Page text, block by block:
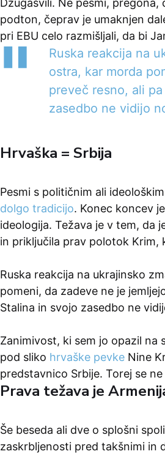
Džugašvili. Ne pesmi,
podton, čeprav je umaknjen
pri EBU celo razmišljali, da bi
Ruska reakcija na
ostra, kar morda
preveč resno, ali
zasedbo ne vidijo
Hrvaška = Srbija
Pesmi s političnim ali
dolgo tradicijo. Konec koncev
ideologija. Težava je v tem, da
in priključila prav polotok Krim,
Ruska reakcija na ukrajinsko
pomeni, da zadeve ne je
Stalina in svojo zasedbo ne
Zanimivost, ki sem jo opazil na
pod sliko hrvaške pevke Nine
predstavnico Srbije. Torej se
Prava težava je
Še beseda ali dve o splošni
zaskrbljenosti pred takšnimi in